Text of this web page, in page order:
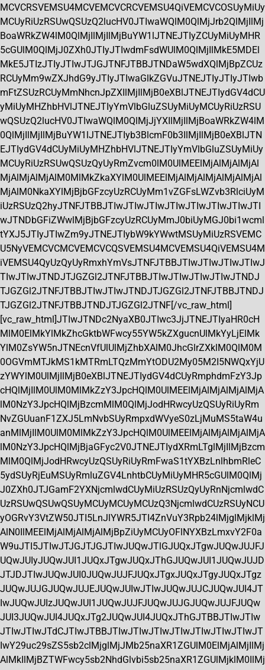
MCVCRSVEMSU4MCVEMCVCRCVEMSU4QiVEMCVCOSUyMiUy
MCUyRiUzRSUwQSUzQ2lucHV0JTIwaWQlM0QlMjJrb2QlMjIlMj
BoaWRkZW4lM0QlMjIlMjIlMjBuYW1lJTNEJTIyZCUyMiUyMHR
5cGUlM0QlMjJ0ZXh0JTIyJTIwdmFsdWUlM0QlMjIlMkE5MDEl
MkE5JTIzJTIyJTIwJTJGJTNFJTBBJTNDaW5wdXQlMjBpZCUz
RCUyMm9wZXJhdG9yJTIyJTIwaGlkZGVuJTNEJTIyJTIyJTIwb
mFtZSUzRCUyMmNhcnJpZXIlMjIlMjB0eXBlJTNEJTIydGV4dCU
yMiUyMHZhbHVlJTNEJTIyYmVlbGluZSUyMiUyMCUyRiUzRSU
wQSUzQ2lucHV0JTIwaWQlM0QlMjJjYXIlMjIlMjBoaWRkZW4lM
0QlMjIlMjIlMjBuYW1lJTNEJTIyb3BlcmF0b3IlMjIlMjB0eXBlJTN
EJTIydGV4dCUyMiUyMHZhbHVlJTNEJTIyYmVlbGluZSUyMiUy
MCUyRiUzRSUwQSUzQyUyRmZvcm0lM0UlMEElMjAlMjAlMjAl
MjAlMjAlMjAlM0MlMkZkaXYlM0UlMEElMjAlMjAlMjAlMjAlMjAl
MjAlM0NkaXYlMjBjbGFzcyUzRCUyMm1vZGFsLWZvb3RlciUyM
iUzRSUzQ2hyJTNFJTBBJTIwJTIwJTIwJTIwJTIwJTIwJTIwJTI
wJTNDbGFiZWwlMjBjbGFzcyUzRCUyMmJ0biUyMGJ0bi1wcml
tYXJ5JTIyJTIwZm9yJTNEJTIybW9kYWwtMSUyMiUzRSVEMC
U5NyVEMCVCMCVEMCVCQSVEMSU4MCVEMSU4QiVEMSU4M
iVEMSU4QyUzQyUyRmxhYmVsJTNFJTBBJTIwJTIwJTIwJTIwJ
TIwJTIwJTNDJTJGZGl2JTNFJTBBJTIwJTIwJTIwJTIwJTNDJ
TJGZGl2JTNFJTBBJTIwJTIwJTNDJTJGZGl2JTNFJTBBJTNDJ
TJGZGl2JTNFJTBBJTNDJTJGZGl2JTNF[/vc_raw_html]
[vc_raw_html]JTIwJTNDc2NyaXB0JTIwc3JjJTNEJTIyaHR0cH
MlM0ElMkYlMkZhcGktbWFwcy55YW5kZXgucnUlMkYyLjElMk
YlM0ZsYW5nJTNEcnVfUlUlMjZhbXAlM0JhcGlrZXklM0QlM0M
0OGVmMTJkMS1kMTRmLTQzMmYtODU2My05M2I5NWQxYjU
zYWYlM0UlMjIlMjB0eXBlJTNEJTIydGV4dCUyRmphdmFzY3Jp
cHQlMjIlM0UlM0MlMkZzY3JpcHQlM0UlMEElMjAlMjAlMjAlMjA
lM0NzY3JpcHQlMjBzcmMlM0QlMjJodHRwcyUzQSUyRiUyRm
NvZGUuanF1ZXJ5LmNvbSUyRmpxdWVyeS0zLjMuMS5taW4u
anMlMjIlM0UlM0MlMkZzY3JpcHQlM0UlMEElMjAlMjAlMjAlMjA
lM0NzY3JpcHQlMjBjaGFyc2V0JTNEJTIydXRmLTglMjIlMjBzcm
MlM0QlMjJodHRwcyUzQSUyRiUyRmFwaS1tYXBzLnlhbmRleC
5ydSUyRjEuMSUyRmluZGV4LnhtbCUyMiUyMHR5cGUlM0QlMj
J0ZXh0JTJGamF2YXNjcmlwdCUyMiUzRSUzQyUyRnNjcmlwdC
UzRSUwQSUwQSUyMCUyMCUyMCUzQ3NjcmlwdCUzRSUyNCU
yOGRvY3VtZW50JTI5LnJlYWR5JTI4ZnVuY3Rpb24lMjglMjklMj
AlN0IlMEElMjAlMjAlMjAlMjBpZiUyMCUyOFlNYXBzLmxvY2F0a
W9uJTI5JTIwJTJGJTJGJTIwJUQwJTlGJUQxJTgwJUQwJUJFJ
UQwJUIyJUQwJUI1JUQxJTgwJUQxJThGJUQwJUI1JUQwJUJD
JTJDJTIwJUQwJUI0JUQwJUJFJUQxJTgxJUQxJTgyJUQxJTgz
JUQwJUJGJUQwJUJEJUQwJUIwJTIwJUQwJUJCJUQwJUI4JT
IwJUQwJUIzJUQwJUI1JUQwJUJFJUQwJUJGJUQwJUJFJUQw
JUI3JUQwJUI4JUQxJTg2JUQwJUI4JUQxJThGJTBBJTIwJTIw
JTIwJTIwJTdCJTIwJTBBJTIwJTIwJTIwJTIwJTIwJTIwJTIwJT
IwY29uc29sZS5sb2clMjglMjJMb25naXR1ZGUlM0ElMjAlMjIlMj
AlMkIlMjBZTWFwcy5sb2NhdGlvbi5sb25naXR1ZGUlMjklM0IlMj